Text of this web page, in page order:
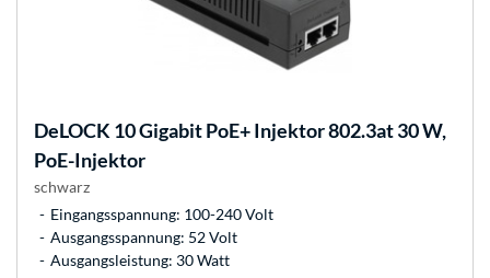
DeLOCK 10 Gigabit PoE+ Injektor 802.3at 30 W,
PoE-Injektor
schwarz
Eingangsspannung: 100-240 Volt
Ausgangsspannung: 52 Volt
Ausgangsleistung: 30 Watt